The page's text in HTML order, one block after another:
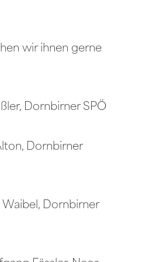
wir ihnen gerne
Dornbirner SPÖ
Dornbirner
Dornbirner